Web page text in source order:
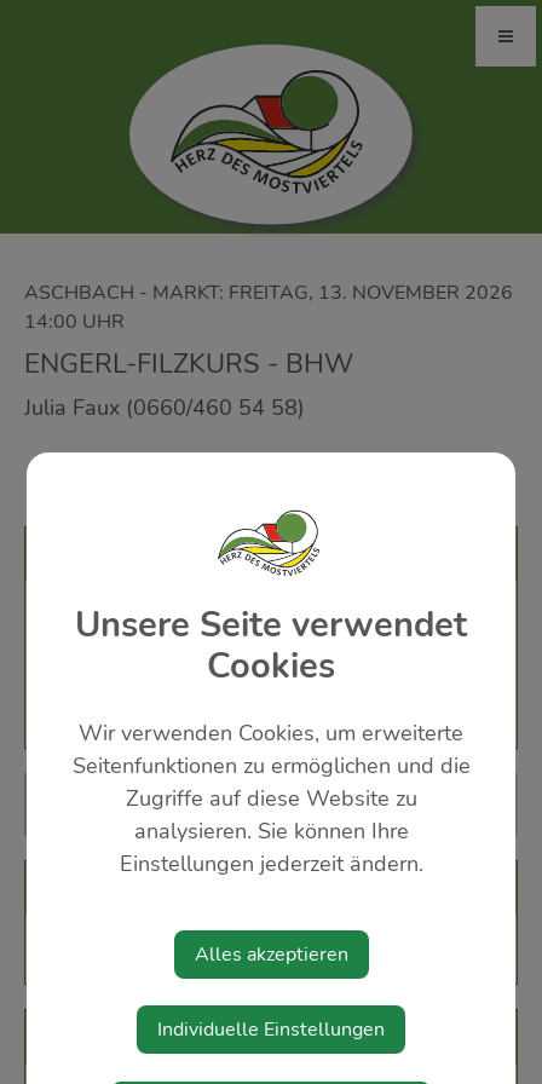
ASCHBACH - MARKT: FREITAG, 13. NOVEMBER 2026
14:00 UHR
ENGERL-FILZKURS - BHW
Julia Faux (0660/460 54 58)
Rathaussaal (Altes Rathaus, 1. Stock)
3361 Aschbach-Markt
Diese Veranstaltung ist für Kinder geeignet.
Unsere Seite verwendet
Cookies
Wir verwenden Cookies, um erweiterte
Seitenfunktionen zu ermöglichen und die
Zugriffe auf diese Website zu
analysieren. Sie können Ihre
Einstellungen jederzeit ändern.
Alles akzeptieren
Individuelle Einstellungen